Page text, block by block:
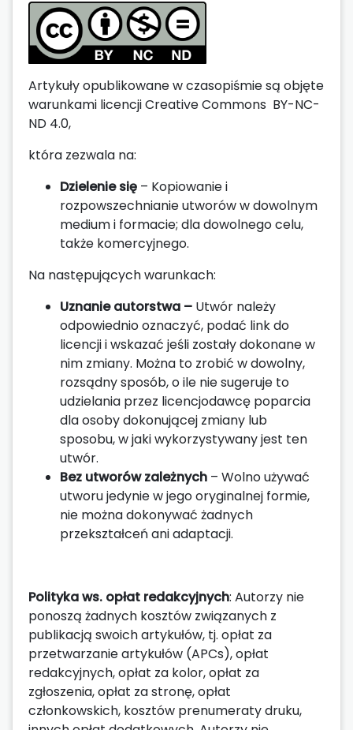
Artykuły opublikowane w czasopiśmie są objęte
warunkami licencji Creative Commons BY-NC-
ND 4.0,
która zezwala na:
Dzielenie się – Kopiowanie i
rozpowszechnianie utworów w dowolnym
medium i formacie; dla dowolnego celu,
także komercyjnego.
Na następujących warunkach:
Uznanie autorstwa – Utwór należy
odpowiednio oznaczyć, podać link do
licencji i wskazać jeśli zostały dokonane w
nim zmiany. Można to zrobić w dowolny,
rozsądny sposób, o ile nie sugeruje to
udzielania przez licencjodawcę poparcia
dla osoby dokonującej zmiany lub
sposobu, w jaki wykorzystywany jest ten
utwór.
Bez utworów zależnych – Wolno używać
utworu jedynie w jego oryginalnej formie,
nie można dokonywać żadnych
przekształceń ani adaptacji.
Polityka ws. opłat redakcyjnych: Autorzy nie
ponoszą żadnych kosztów związanych z
publikacją swoich artykułów, tj. opłat za
przetwarzanie artykułów (APCs), opłat
redakcyjnych, opłat za kolor, opłat za
zgłoszenia, opłat za stronę, opłat
członkowskich, kosztów prenumeraty druku,